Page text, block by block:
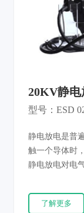
20KV静
型号：ESD
静电放电是普
触一个导体时
静电放电对电
抗静电能力水
的静电放电发
了解更多